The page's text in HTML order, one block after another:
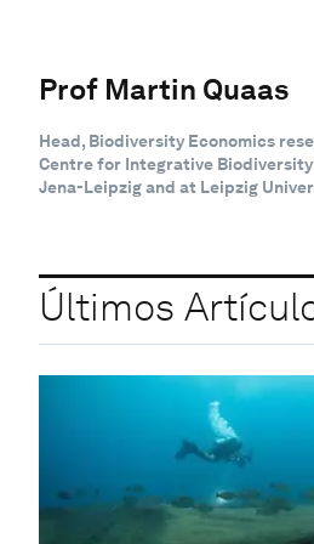
Prof Martin Quaas
Head, Biodiversity Economics
Centre for Integrative Biodiversity
Jena-Leipzig and at Leipzig
Últimos